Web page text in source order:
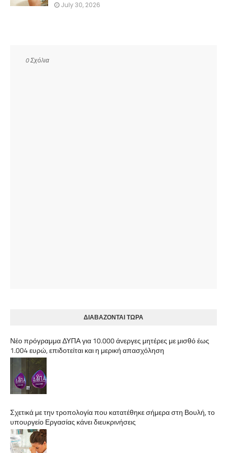
July 30, 2026
0 Σχόλια
ΔΙΑΒΑΖΟΝΤΑΙ ΤΩΡΑ
Νέο πρόγραμμα ΔΥΠΑ για 10.000 άνεργες μητέρες με μισθό έως
1.004 ευρώ, επιδοτείται και η μερική απασχόληση
Σχετικά με την τροπολογία που κατατέθηκε σήμερα στη Βουλή, το
υπουργείο Εργασίας κάνει διευκρινήσεις